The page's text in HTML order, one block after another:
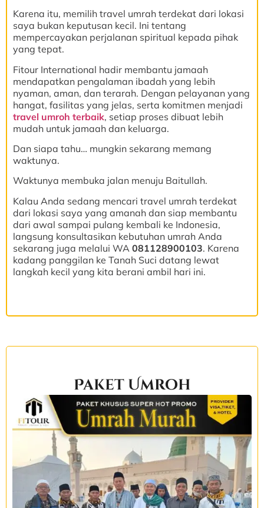
Karena itu, memilih travel umrah terdekat dari lokasi
saya bukan keputusan kecil. Ini tentang
mempercayakan perjalanan spiritual kepada pihak
yang tepat.
Fitour International hadir membantu jamaah
mendapatkan pengalaman ibadah yang lebih
nyaman, aman, dan terarah. Dengan pelayanan yang
hangat, fasilitas yang jelas, serta komitmen menjadi
travel umroh terbaik, setiap proses dibuat lebih
mudah untuk jamaah dan keluarga.
Dan siapa tahu… mungkin sekarang memang
waktunya.
Waktunya membuka jalan menuju Baitullah.
Kalau Anda sedang mencari travel umrah terdekat
dari lokasi saya yang amanah dan siap membantu
dari awal sampai pulang kembali ke Indonesia,
langsung konsultasikan kebutuhan umrah Anda
sekarang juga melalui WA 081128900103. Karena
kadang panggilan ke Tanah Suci datang lewat
langkah kecil yang kita berani ambil hari ini.
Paket Umroh